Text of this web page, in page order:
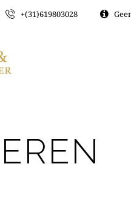
+(31)619803028